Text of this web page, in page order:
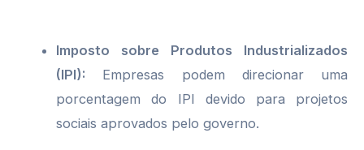
Imposto sobre Produtos Industrializados
(IPI): Empresas podem direcionar uma
porcentagem do IPI devido para projetos
sociais aprovados pelo governo.